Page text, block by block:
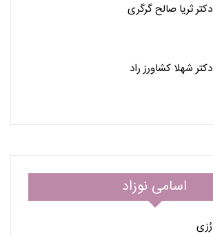
دکتر ثریا صالح گرگری
دکتر شهلا کشاورز راد
اسامی نوزاد
رُزی